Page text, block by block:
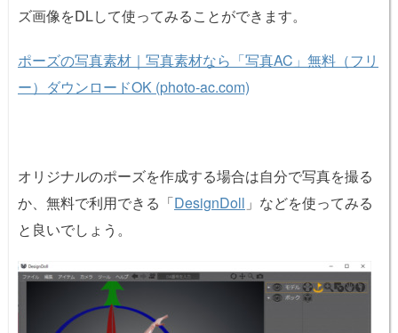
ズ画像をDLして使ってみることができます。
ポーズの写真素材｜写真素材なら「写真AC」無料（フリ
ー）ダウンロードOK (photo-ac.com)
オリジナルのポーズを作成する場合は自分で写真を撮る
か、無料で利用できる「DesignDoll 」などを使ってみる
と良いでしょう。